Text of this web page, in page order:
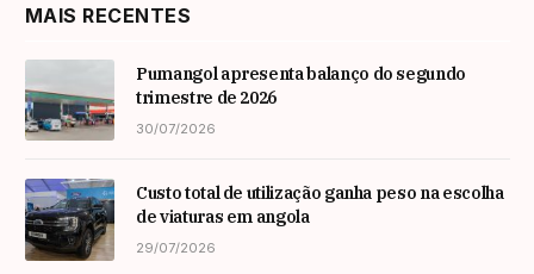
MAIS RECENTES
Pumangol apresenta balanço do segundo
trimestre de 2026
30/07/2026
Custo total de utilização ganha peso na escolha
de viaturas em angola
29/07/2026